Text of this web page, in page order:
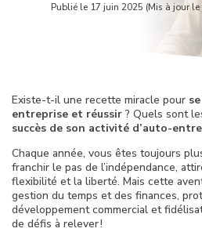
Publié le 17 juin 2025 (Mis à jour
Existe-t-il une recette miracle pour
entreprise et réussir? Quels sont
succès de son activité d’auto-
Chaque année, vous êtes toujours
franchir le pas de l’indépendance,
flexibilité et la liberté. Mais cette
gestion du temps et des finances,
développement commercial et
de défis à relever !